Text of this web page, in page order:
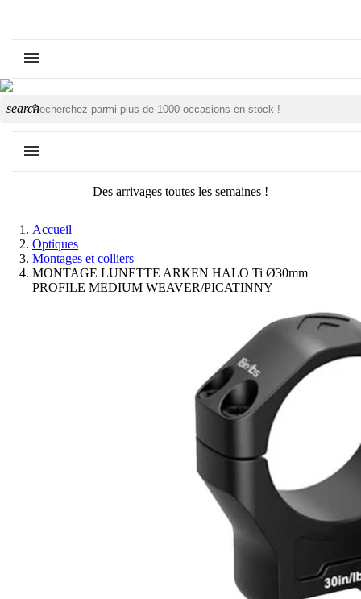
search
Des arrivages toutes les semaines !
Accueil
Optiques
Montages et colliers
MONTAGE LUNETTE ARKEN HALO Ti Ø30mm
PROFILE MEDIUM WEAVER/PICATINNY